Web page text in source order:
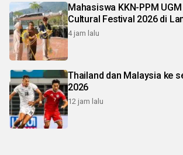
Mahasiswa KKN-PPM
Cultural Festival 2026 di
4 jam lalu
Thailand dan Malaysia ke
2026
12 jam lalu